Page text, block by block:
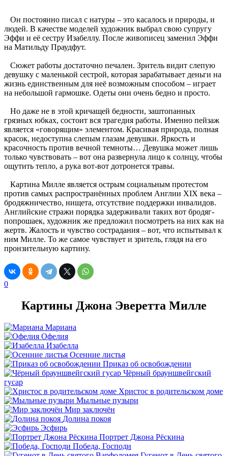
Он постоянно писал с натуры – это касалось и природы, и
людей. В качестве моделей художник выбрал свою супругу
Эффи и её сестру Изабеллу. После живописец заменил Эффи
на Матильду Праудфут.
Сюжет работы достаточно печален. Зритель видит слепую
девушку с маленькой сестрой, которая зарабатывает деньги на
жизнь единственным для неё возможным способом – играет
на небольшой гармошке. Одеты они очень бедно и просто.
Но даже не в этой кричащей бедности, заштопанных
грязных юбках, состоит вся трагедия работы. Именно пейзаж
является «говорящим» элементом. Красивая природа, полная
красок, недоступна слепым глазам девушки. Яркость и
красочность против вечной темноты… Девушка может лишь
только чувствовать – вот она развернула лицо к солнцу, чтобы
ощутить тепло, а рука вот-вот дотронется травы.
Картина Милле является острым социальным протестом
против самых распространённых проблем Англии XIX века –
бродяжничество, нищета, отсутствие поддержки инвалидов.
Английские стражи порядка задерживали таких вот бродяг-
попрошаек, художник же предложил посмотреть на них как на
жертв. Жалость и чувство сострадания – вот, что испытывал к
ним Милле. То же самое чувствует и зритель, глядя на его
пронзительную картину.
0
Картины Джона Эверетта Милле
Мариана
Офелия
Изабелла
Осенние листья
Приказ об освобождении
Чёрный брауншвейгский
гусар
Христос в родительском доме
Мыльные пузыри
Мир заключён
Долина покоя
Эсфирь
Портрет Джона Рёскина
Победа, Господи